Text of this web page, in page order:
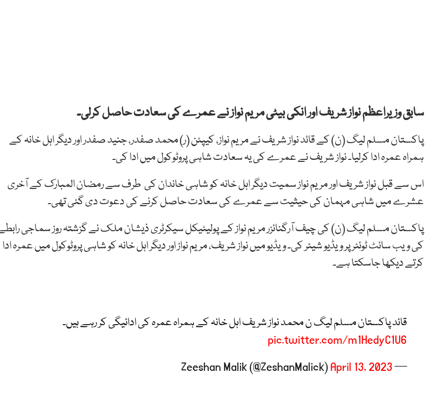
سابق وزیراعظم نواز شریف اور انکی بیٹی مریم نواز نے عمرے کی سعادت حاصل کرلی۔
پاکستان مسلم لیگ (ن) کے قائد نواز شریف نے مریم نواز، کیپٹن (ر) محمد صفدر، جنید صفدر اور دیگر اہل خانہ کے
ہمراہ عمرہ ادا کرلیا۔ نواز شریف نے عمرے کی یہ سعادت شاہی پروٹوکول میں ادا کی۔
اس سے قبل نواز شریف اور مریم نواز سمیت دیگر اہل خانہ کو شاہی خاندان کی طرف سے رمضان المبارک کے آخری
عشرے میں شاہی مہمان کی حیثیت سے عمرے کی سعادت حاصل کرنے کی دعوت دی گئی تھی۔
پاکستان مسلم لیگ (ن) کی چیف آرگنائزر مریم نواز کے پولیٹیکل سیکرٹری ذیشان ملک نے گزشتہ روز سماجی
کی ویب سائٹ ٹوئٹر پر ویڈیو شیئر کی۔ ویڈیو میں نواز شریف، مریم نواز اور دیگر اہل خانہ کو شاہی پروٹوکول میں عمرہ ادا
کرتے دیکھا جاسکتا ہے۔
قائد پاکستان مسلم لیگ ن محمد نواز شریف اہل خانہ کے ہمراہ عمرہ کی ادائیگی کر رہے ہیں۔
pic.twitter.com/m1HedyC1U6
— Zeeshan Malik (@ZeshanMalick)
April 13, 2023